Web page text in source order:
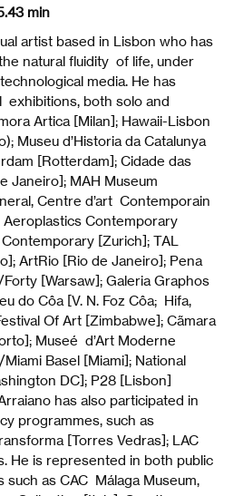
min
artist based in Lisbon who has
natural fluidity of life, under
media. He has
exhibitions, both solo and
Artica [Milan]; Hawaii-Lisbon
Museu d’Historia da Catalunya
[Rotterdam]; Cidade das
Janeiro]; MAH Museum
Centre d’art Contemporain
Aeroplastics Contemporary
[Zurich]; TAL
ArtRio [Rio de Janeiro]; Pena
[Warsaw]; Galeria Graphos
do Côa [V. N. Foz Côa; Hifa,
Of Art [Zimbabwe]; Cãmara
Museé d’Art Moderne
Basel [Miami]; National
DC]; P28 [Lisbon]
has also participated in
programmes, such as
[Torres Vedras]; LAC
He is represented in both public
such as CAC Málaga Museum,